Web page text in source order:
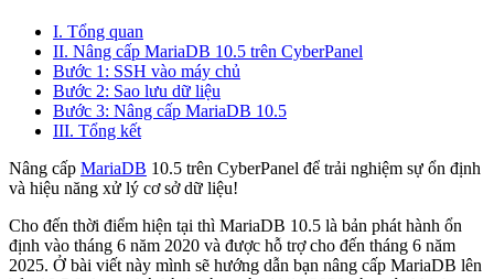
I. Tổng quan
II. Nâng cấp MariaDB 10.5 trên CyberPanel
Bước 1: SSH vào máy chủ
Bước 2: Sao lưu dữ liệu
Bước 3: Nâng cấp MariaDB 10.5
III. Tổng kết
Nâng cấp MariaDB 10.5 trên CyberPanel để trải nghiệm sự ổn định
và hiệu năng xử lý cơ sở dữ liệu!
Cho đến thời điểm hiện tại thì MariaDB 10.5 là bản phát hành ổn
định vào tháng 6 năm 2020 và được hỗ trợ cho đến tháng 6 năm
2025. Ở bài viết này mình sẽ hướng dẫn bạn nâng cấp MariaDB lên